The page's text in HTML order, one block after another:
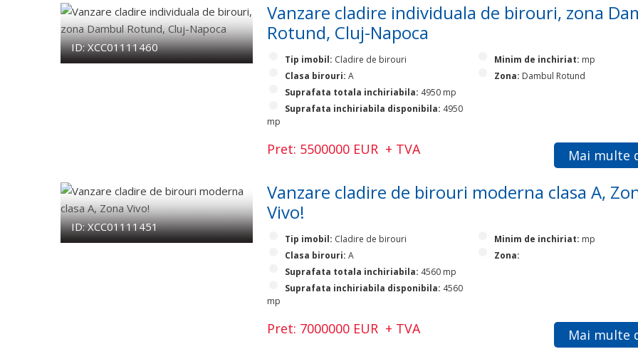
ID: XCC01111460
Vanzare cladire individuala de birouri, zona
Rotund, Cluj-Napoca
Tip imobil: Cladire de birouri
Clasa birouri: A
Suprafata totala inchiriabila: 4950 mp
Suprafata inchiriabila disponibila: 4950
mp
Minim de inchiriat: mp
Zona: Dambul Rotund
Mai multe
Pret: 5500000 EUR + TVA
ID: XCC01111451
Vanzare cladire de birouri moderna clasa A,
Vivo!
Tip imobil: Cladire de birouri
Clasa birouri: A
Suprafata totala inchiriabila: 4560 mp
Suprafata inchiriabila disponibila: 4560
mp
Minim de inchiriat: mp
Zona:
Mai multe
Pret: 7000000 EUR + TVA